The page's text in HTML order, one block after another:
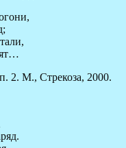
2. М., Стрекоза, 2000.